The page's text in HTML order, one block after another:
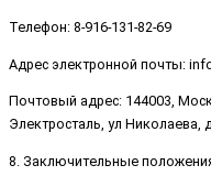
Телефон: 8-916-131-82-69
Адрес электронной почты:
Почтовый адрес: 144003,
Электросталь, ул Николаева,
8. Заключительные